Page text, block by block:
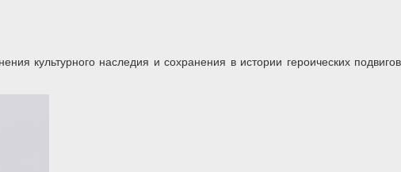
культурного наследия и сохранения в истории героических подвигов